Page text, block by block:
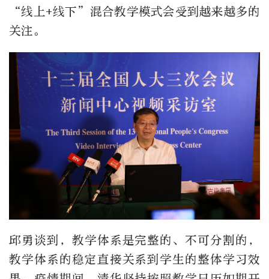
“线上+线下”混合教学模式会受到越来越多的
关注。
邱勇谈到，教学体系是完整的、不可分割的，
教学体系的稳定直接关系到学生的整体学习效